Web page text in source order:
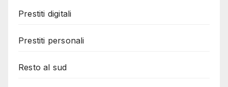
Prestiti digitali
Prestiti personali
Resto al sud